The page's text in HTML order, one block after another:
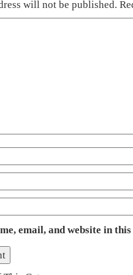
will not be published.
email, and website in